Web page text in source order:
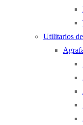
Utilitarios